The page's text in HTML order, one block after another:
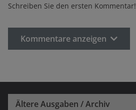
Schreiben Sie den ersten Kommentar!
Kommentare anzeigen
Ältere Ausgaben / Archiv